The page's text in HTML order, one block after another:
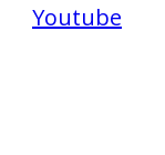
Youtube